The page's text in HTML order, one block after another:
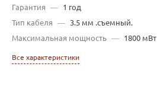
Гарантия
—
1 год
Тип кабеля
—
3.5 мм .съемный.
Максимальная мощность — 1800 мВт
Все характеристики